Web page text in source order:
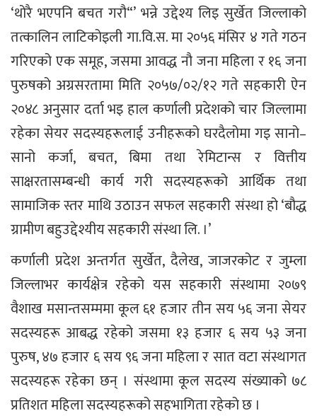
‘थोरै भएपनि बचत गरौ“’ भन्ने उद्देश्य लिइ सुर्खेत जिल्लाको
तत्कालिन लाटिकोइली गा.वि.स. मा २०५६ मंसिर ४ गते गठन
गरिएको एक समूह, जसमा आवद्ध नौ जना महिला र १६ जना
पुरुषको अग्रसरतामा मिति २०५७/०२/१२ गते सहकारी ऐन
२०४८ अनुसार दर्ता भइ हाल कर्णाली प्रदेशको चार जिल्लामा
रहेका सेयर सदस्यहरूलाई उनीहरूको घरदैलोमा गइ सानो–
सानो कर्जा, बचत, बिमा तथा रेमिटान्स र वित्तीय
साक्षरतासम्बन्धी कार्य गरी सदस्यहरूको आर्थिक तथा
सामाजिक स्तर माथि उठाउन सफल सहकारी संस्था हो ‘बौद्ध
ग्रामीण बहुउद्देश्यीय सहकारी संस्था लि. ।’
कर्णाली प्रदेश अन्तर्गत सुर्खेत, दैलेख, जाजरकोट र जुम्ला
जिल्लाभर कार्यक्षेत्र रहेको यस सहकारी संस्थामा २०७९
वैशाख मसान्तसम्ममा कूल ६१ हजार तीन सय ५६ जना सेयर
सदस्यहरू आबद्ध रहेको जसमा १३ हजार ६ सय ५३ जना
पुरुष, ४७ हजार ६ सय ९६ जना महिला र सात वटा संस्थागत
सदस्यहरू रहेका छन् । संस्थामा कूल सदस्य संख्याको ७८
प्रतिशत महिला सदस्यहरूको सहभागिता रहेको छ ।